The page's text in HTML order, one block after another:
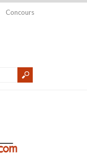
Concours